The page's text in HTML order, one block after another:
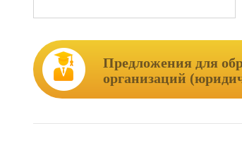
Предложения для
организаций